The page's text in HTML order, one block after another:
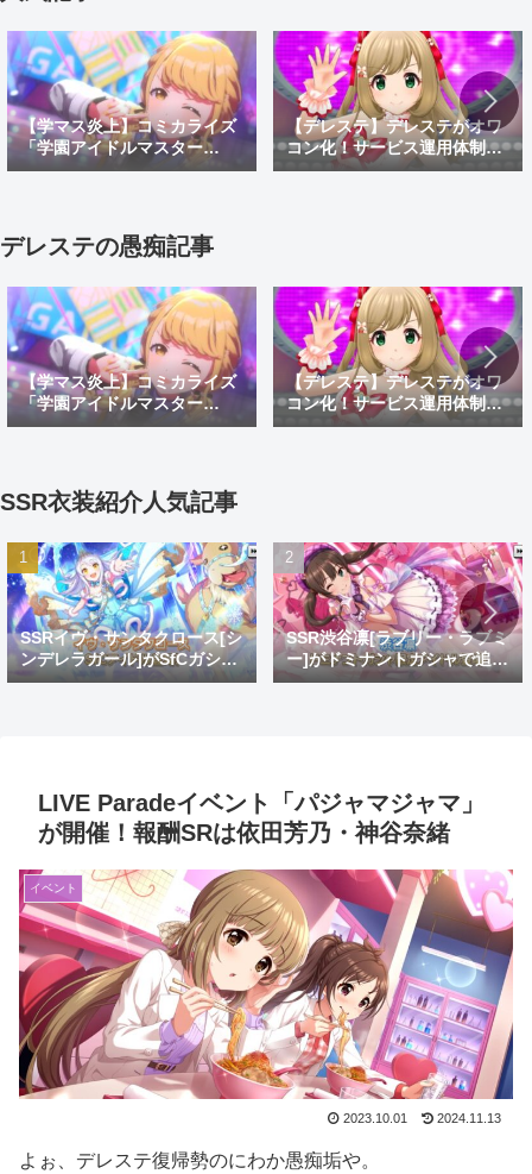
【学マス炎上】コミカライズ
「学園アイドルマスター
GOLD RUSH」でオリキャラ
介
【デレステ】デレステがオワ
コン化！サービス運用体制変
更でサ終秒読み開始！デレス
デレステの愚痴記事
【学マス炎上】コミカライズ
「学園アイドルマスター
GOLD RUSH」でオリキャラ
【デレステ】デレステがオワ
コン化！サービス運用体制変
更でサ終秒読み開始！デレス
SSR衣装紹介人気記事
SSRイヴ・サンタクロース[シ
ンデレラガール]がSfCガシャ
で登場！おめでとうイヴ。大
SSR渋谷凛[ラブリー・ラブミ
ー]がドミナントガシャで追
加！蒼を捨てし8周目先発ゴ
LIVE Paradeイベント「パジャマジャマ」
が開催！報酬SRは依田芳乃・神谷奈緒
イベント
2023.10.01 2024.11.13
よぉ、デレステ復帰勢のにわか愚痴垢や。